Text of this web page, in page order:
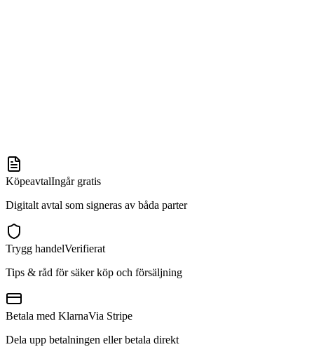
KöpeavtalIngår gratis
Digitalt avtal som signeras av båda parter
Trygg handelVerifierat
Tips & råd för säker köp och försäljning
Betala med KlarnaVia Stripe
Dela upp betalningen eller betala direkt